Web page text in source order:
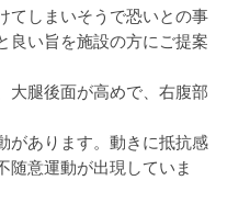
てしまいそうで恐いとの事
良い旨を施設の方にご提案
大腿後面が高めで、右腹部
があります。動きに抵抗感
随意運動が出現していま